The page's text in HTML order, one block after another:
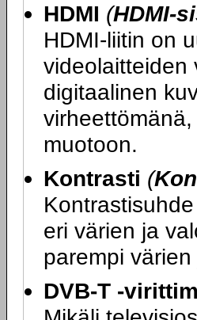
HDMI (HDMI-
HDMI-liitin on
videolaitteiden
digitaalinen
muotoon.
Kontrasti (
eri värien ja
parempi
DVB-T -